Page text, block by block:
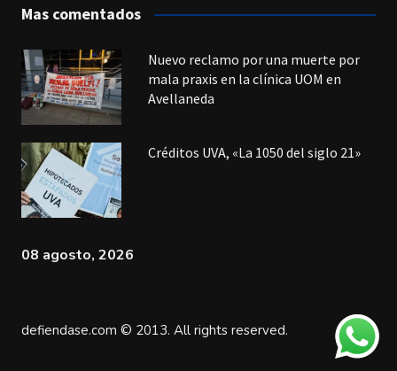
Mas comentados
Nuevo reclamo por una muerte por
mala praxis en la clínica UOM en
Avellaneda
Créditos UVA, «La 1050 del siglo 21»
08 agosto, 2026
defiendase.com © 2013. All rights reserved.